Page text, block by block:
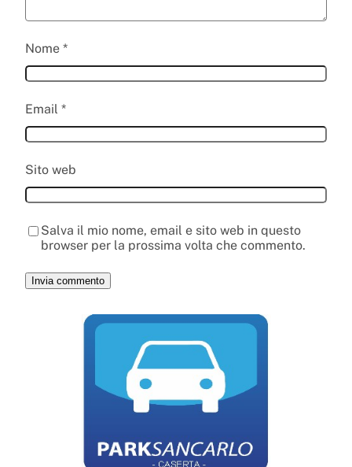
Nome *
Email *
Sito web
Salva il mio nome, email e sito web in questo
browser per la prossima volta che commento.